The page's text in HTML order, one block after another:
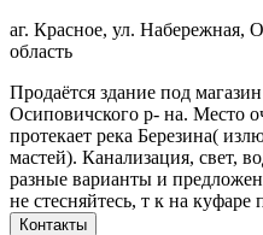
аг. Красное, ул. Набережная,
область
Продаётся здание под
Осиповичского р- на. Место
протекает река Березина(
мастей). Канализация, свет,
разные варианты и
не стесняйтесь, т к на куфаре
Контакты